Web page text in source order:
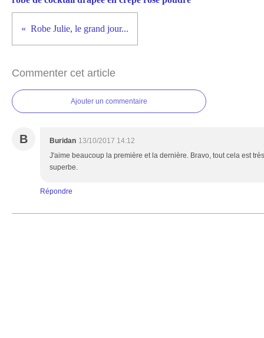
Robe Julie, le grand jour...
Commenter cet article
Ajouter un commentaire
B Buridan 13/10/2017 14:12
J'aime beaucoup la première et la dernière. Bravo, tout cela est
superbe.
Répondre